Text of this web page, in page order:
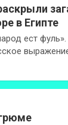
в Египте
ест